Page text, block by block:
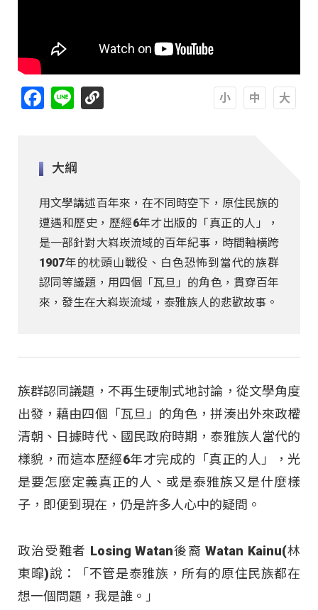
Facebook
Line
大綱
用文學講述百年來，在不同時空下，原住民族的
遭遇和歷史，歷經6年才出版的「真正的人」，
是一部針對大嵙崁流域的百年紀事，時間軸橫跨
1907年的枕頭山戰役、白色恐怖到當代的族群
認同等議題，用四個「瓦旦」的角色，貫穿百年
來，發生在大嵙崁流域，泰雅族人的悲歡故事。
族群認同議題，不再生硬制式地討論，從文學角度
出發，藉由四個「瓦旦」的角色，拼湊出外來政權
清朝、日據時代、國民政府時期，泰雅族人當代的
樣貌，而這本歷經6年才完成的「真正的人」，光
是要怎麼定義真正的人、或是泰雅族又是什麼樣
子，即便到現在，仍是許多人心中的疑問。
政治受難者 Losing Watan後裔 Watan Kainu(林
東暭)說：「不管是泰雅族，所有的原住民族都在
想一個問題，我是誰。」